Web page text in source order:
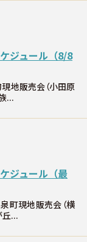
ジュール（8/8
地販売会（小田原
...
ジュール（最
泉町現地販売会（横
丘...